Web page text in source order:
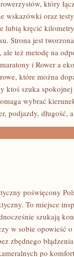
który
wskazówki oraz
lubią kręcić
Strona jest
też metodę na
i Rower a
które można
ktoś szuka
wybrać
podjazdy, długość, a
poświęcony
To miejsce
szukają
w sobie opowieść
zbędnego
po